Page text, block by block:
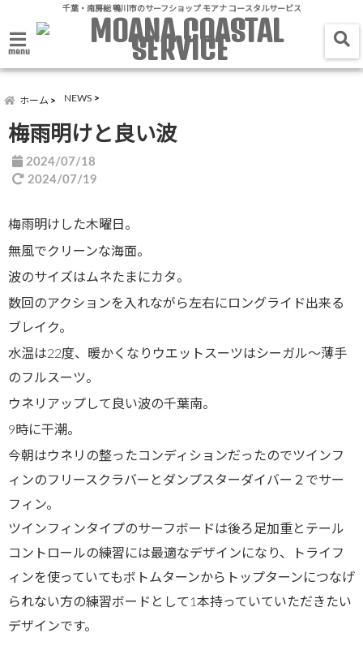
千葉・南房総 鴨川市のサーフショップ モアナ コースタルサービス
menu
ホーム NEWS
梅雨明けと良い波
2024/07/18
2024/07/19
梅雨明けした木曜日。
無風でクリーンな海面。
波のサイズはムネたまにカタ。
数回のアクションを入れながら左右にロングライド出来る
ブレイク。
水温は22度、暖かくなりウエットスーツはシーガル〜薄手
のフルスーツ。
ウネリアップして良い波の千葉南。
9時に干潮。
今朝はウネリの整ったコンディションだったのでツインフ
ィンのフリースクラバーとダンプスターダイバー２でサー
フィン。
ツインフィンタイプのサーフボードは後ろ足加重とテール
コントロールの練習には最適なデザインになり、トライフ
ィンを使っていてもボトムターンからトップターンにつなげ
られない方の練習ボードとして1本持っていていただきたい
デザインです。